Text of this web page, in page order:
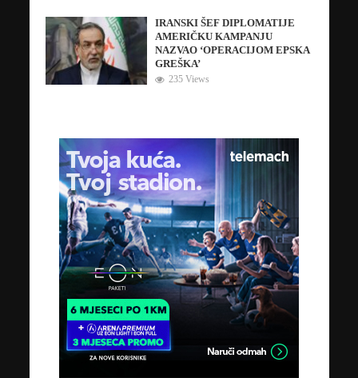
IRANSKI ŠEF DIPLOMATIJE
AMERIČKU KAMPANJU
NAZVAO ‘OPERACIJOM EPSKA
GREŠKA’
235 Views